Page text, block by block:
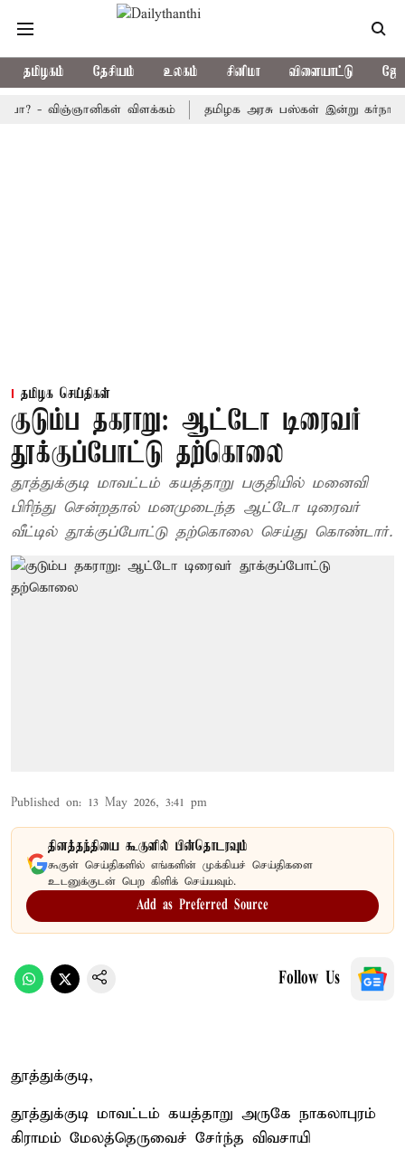
தமிழகம் தேசியம் உலகம் சினிமா விளையாட்டு
விஞ்ஞானிகள் விளக்கம் தமிழக அரசு பஸ்கள் இன்று
தமிழக செய்திகள்
குடும்ப தகராறு: ஆட்டோ டிரைவர்
தூக்குப்போட்டு தற்கொலை
தூத்துக்குடி மாவட்டம் கயத்தாறு பகுதியில் மனைவி
பிரிந்து சென்றதால் மனமுடைந்த ஆட்டோ டிரைவர்
வீட்டில் தூக்குப்போட்டு தற்கொலை செய்து கொண்டார்.
Published on: 13 May 2026, 3:41 pm
தினத்தந்தியை கூகுளில் பின்தொடரவும்
கூகுள் செய்திகளில் எங்களின் முக்கியச் செய்திகளை
உடனுக்குடன் பெற கிளிக் செய்யவும்.
Add as Preferred Source
Follow Us
தூத்துக்குடி,
தூத்துக்குடி மாவட்டம் கயத்தாறு அருகே நாகலாபுரம்
கிராமம் மேலத்தெருவைச் சேர்ந்த விவசாயி